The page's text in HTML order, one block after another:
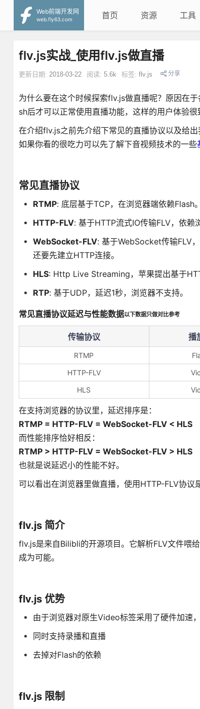
Web前端开发网
web.fly63.com
首页 资源 工具
flv.js实战_使用flv.js做直播
更新日期: 2018-03-22 阅读: 5.6k 标签: flv.js 分享
为什么要在这个时候探索flv.js做直播呢？原因在
sh后才可以正常使用直播功能，这样的用户体验很
在介绍flv.js之前先介绍下常见的直播协议以及给
如果你看的很吃力可以先了解下音视频技术的一些
常见直播协议
RTMP: 底层基于TCP，在浏览器端依赖Flash。
HTTP-FLV: 基于HTTP流式IO传输FLV，依赖
WebSocket-FLV: 基于WebSocket传输FLV
还要先建立HTTP连接。
HLS: Http Live Streaming，苹果提出基于
RTP: 基于UDP，延迟1秒，浏览器不支持。
常见直播协议延迟与性能数据以下数据只做对比参考
传输协议 播
RTMP
HTTP-FLV
HLS
在支持浏览器的协议里，延迟排序是：
RTMP = HTTP-FLV = WebSocket-FLV < HLS
而性能排序恰好相反：
RTMP > HTTP-FLV = WebSocket-FLV > HLS
也就是说延迟小的性能不好。
可以看出在浏览器里做直播，使用HTTP-FLV协议
flv.js 简介
flv.js是来自Bilibli的开源项目。它解析FLV文件喂
成为可能。
flv.js 优势
由于浏览器对原生Video标签采用了硬件加速
同时支持录播和直播
去掉对Flash的依赖
flv.js 限制